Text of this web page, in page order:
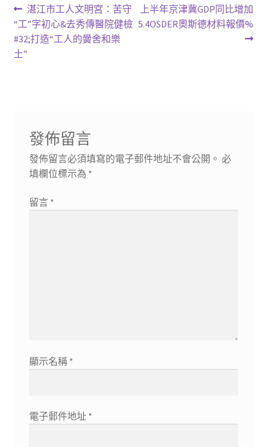
文
章
導
上
一
篇
文
湛江市工人文明宮：苦守
“工”字初心&去秀傳醫院健檢
#32;打造“工人的黌舍和樂
土”
下
一
上半年京津冀GDP同比增加
5.4OSDER奧斯德材料報價%
發佈留言
發佈留言必須填寫的電子郵件地址不會公開。 必
填欄位標示為 *
留言 *
顯示名稱 *
電子郵件地址 *